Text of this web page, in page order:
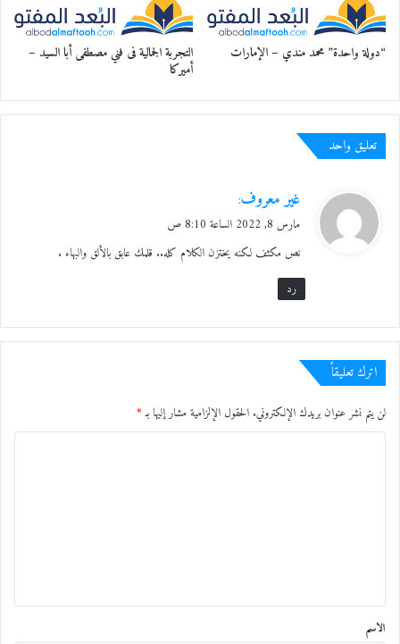
“دولة واحدة” محمد مندي – الإمارات التجربة الجمالية فى فني مصطفى أبا السيد –
أميركا
تعليق واحد
ي
ل
غير معروف:
مارس 8, 2022 الساعة 8:10 ص
نص مكثف لكنه يختزن الكلام كله.. قلمك عابق بالألق والبهاء .
رد
اترك تعليقاً
لن يتم نشر عنوان بريدك الإلكتروني. الحقول الإلزامية مشار إليها بـ*
ق
*
الاسم